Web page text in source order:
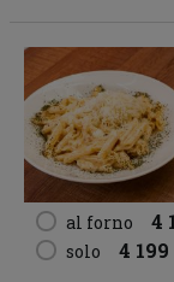
al forno 4
solo 4